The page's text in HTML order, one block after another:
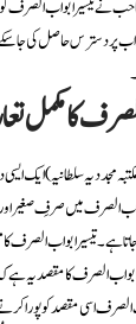
نے تیسیر ابواب
پر دسترس حاصل کی جا
کا مکمل
مجددیہ سلطانیہ)
الصرف میں صرفِ صغیر
ہے۔ تیسیر ابواب
الصرف کا مقصد یہ ہے
اسی مقصد کو پورا